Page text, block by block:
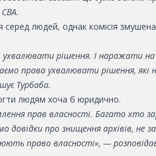
серед людей, однак комісія змушена
рішення. І наражати на
права ухвалювати рішення, які
Турбаба.
людям хоча б юридично.
прав власності. Багато хто
про знищення архівів, не
право власності», —